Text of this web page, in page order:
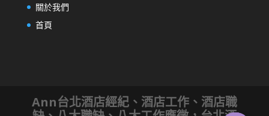
關於我們
首頁
Ann台北酒店經紀、酒店工作、酒店職